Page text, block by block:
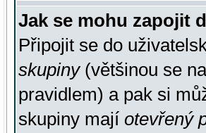
Jak se mohu zapojit
Připojit se do
skupiny(většinou se
pravidlem) a pak si
skupiny mají otevřený